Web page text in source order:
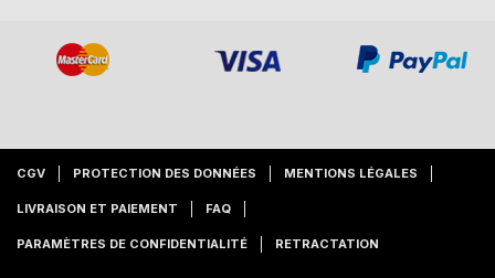
CGV PROTECTION DES DONNÉES MENTIONS LÉGALES
LIVRAISON ET PAIEMENT FAQ
PARAMÈTRES DE CONFIDENTIALITÉ RETRACTATION